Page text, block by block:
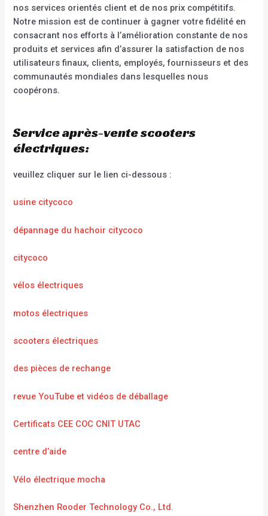
nos services orientés client et de nos prix compétitifs.
Notre mission est de continuer à gagner votre fidélité en
consacrant nos efforts à l’amélioration constante de nos
produits et services afin d’assurer la satisfaction de nos
utilisateurs finaux, clients, employés, fournisseurs et des
communautés mondiales dans lesquelles nous
coopérons.
Service après-vente scooters
électriques:
veuillez cliquer sur le lien ci-dessous :
usine citycoco
dépannage du hachoir citycoco
citycoco
vélos électriques
motos électriques
scooters électriques
des pièces de rechange
revue YouTube et vidéos de déballage
Certificats CEE COC CNIT UTAC
centre d’aide
Vélo électrique mocha
Shenzhen Rooder Technology Co., Ltd.